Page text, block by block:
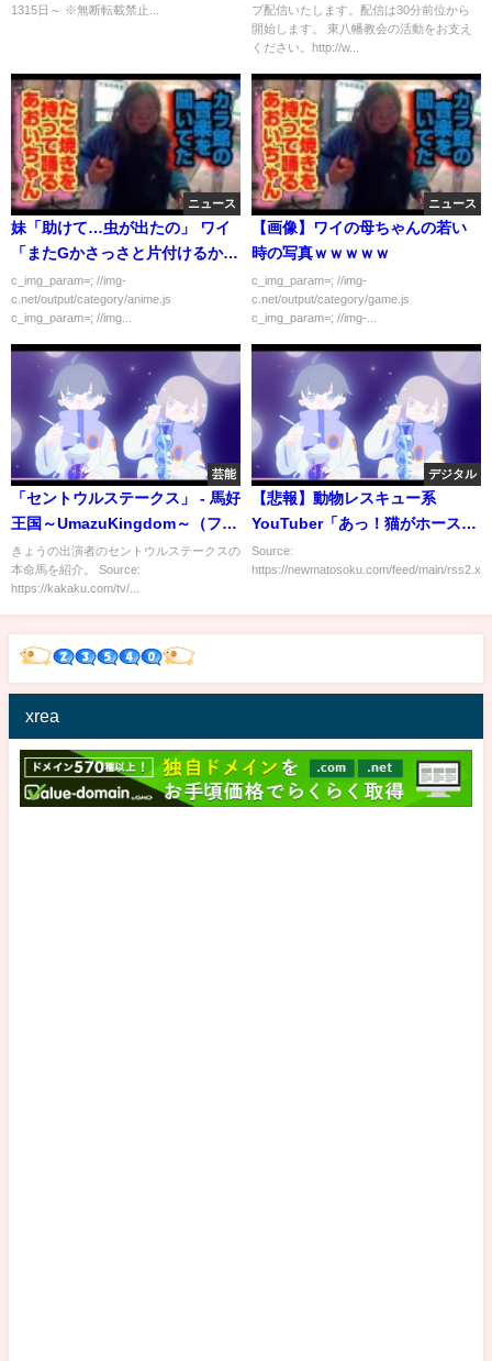
1315日～ ※無断転載禁止...
知志牧師 東八幡キリスト教会 主
日礼拝
ブ配信いたします。配信は30分前位から
開始します。 東八幡教会の活動をお支え
ください。http://w...
ニュース
妹「助けて…虫が出たの」 ワイ
「またGかさっさと片付けるか」
ムカデ「うーっす」 ワイ「ホグ
ワーッ！」
c_img_param=; //img-
c.net/output/category/anime.js
c_img_param=; //img...
ニュース
【画像】ワイの母ちゃんの若い
時の写真ｗｗｗｗｗ
c_img_param=; //img-
c.net/output/category/game.js
c_img_param=; //img-...
芸能
「セントウルステークス」 - 馬好
王国～UmazuKingdom～（フジ
テレビ）
きょうの出演者のセントウルステークスの
本命馬を紹介。 Source:
https://kakaku.com/tv/...
デジタル
【悲報】動物レスキュー系
YouTuber「あっ！猫がホースに
挟まってる！w」ﾊﾟｼｬ
Source:
https://newmatosoku.com/feed/main/
xrea